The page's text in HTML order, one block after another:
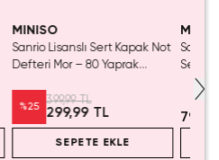
MINISO
Sanrio Lisanslı Sert Kapak Not
Defteri Mor – 80 Yaprak
Dayanıklı Ajanda
%25
399,99 TL
299,99 TL
SEPETE EKLE
Sanrio
Sert